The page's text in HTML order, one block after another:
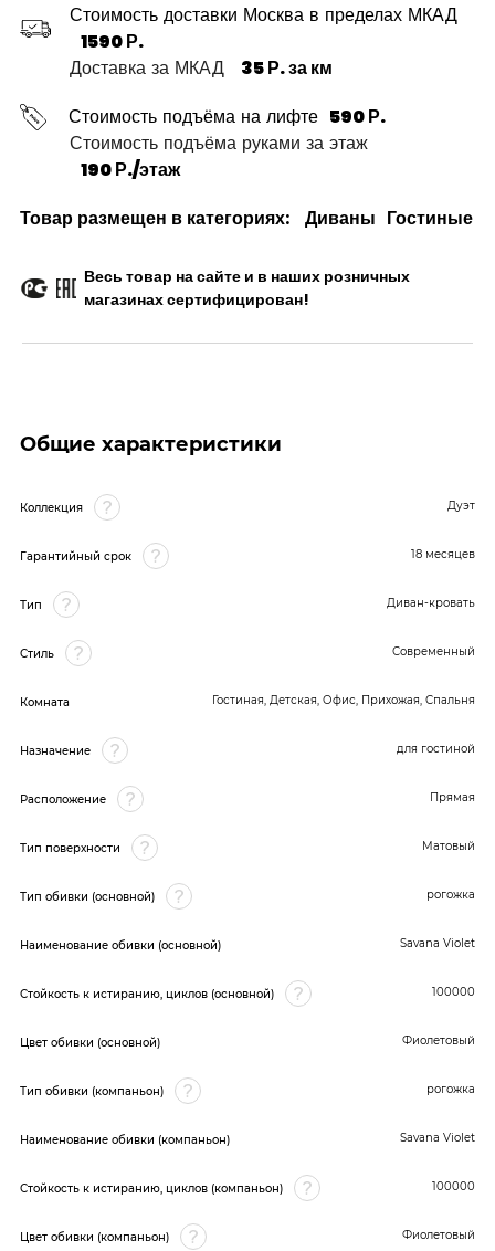
Стоимость доставки Москва в пределах МКАД
1590 Р.
Доставка за МКАД
35 Р. за км
Стоимость подъёма на лифте 590 Р.
Стоимость подъёма руками за этаж
190 Р./этаж
Товар размещен в категориях:
Диваны Гостиные
Весь товар на сайте и в наших розничных
магазинах сертифицирован!
Общие характеристики
Коллекция Дуэт
Гарантийный срок 18 месяцев
Тип Диван-кровать
Стиль Современный
Комната Гостиная, Детская, Офис, Прихожая, Спальня
Назначение для гостиной
Расположение Прямая
Тип поверхности Матовый
Тип обивки (основной) рогожка
Наименование обивки (основной) Savana Violet
Стойкость к истиранию, циклов (основной) 100000
Цвет обивки (основной) Фиолетовый
Тип обивки (компаньон) рогожка
Наименование обивки (компаньон) Savana Violet
Стойкость к истиранию, циклов (компаньон) 100000
Цвет обивки (компаньон) Фиолетовый